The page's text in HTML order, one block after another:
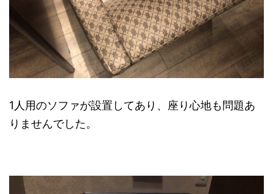
1人用のソファが設置してあり、座り心地も問題あ
りませんでした。